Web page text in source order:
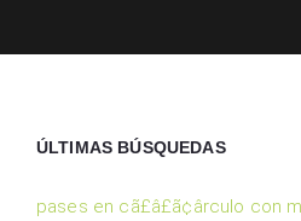
ÚLTIMAS BÚSQUEDAS
pases en cã£â£ã¢ârculo con